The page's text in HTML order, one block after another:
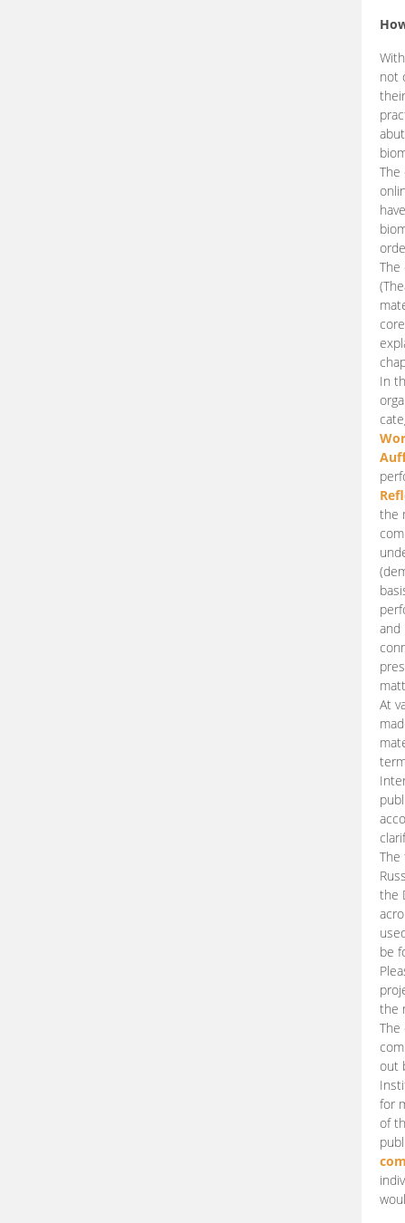
not
The
In
the
and
At
The
the
be
the
The
out
for
of